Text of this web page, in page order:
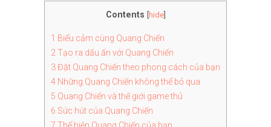
Contents hide]
1 Biểu cảm cùng Quang Chiến
2Tạo ra dấu ấn với Quang Chiến
3Đặt Quang Chiến theo phong cách của bạn
4 Những Quang Chiến không thể bỏ qua
5 Quang Chiến và thế giới game thủ
6 Sức hút của Quang Chiến